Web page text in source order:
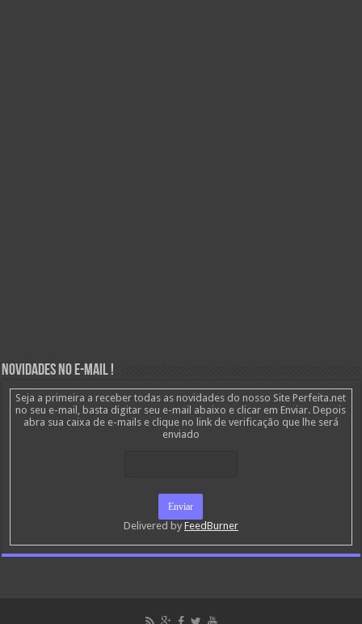
Novidades no E-mail !
Seja a primeira a receber todas as novidades do nosso Site Perfeita.net
no seu e-mail, basta digitar seu e-mail abaixo e clicar em Enviar. Depois
abra sua caixa de e-mails e clique no link de verificação que lhe será
enviado
Delivered by FeedBurner